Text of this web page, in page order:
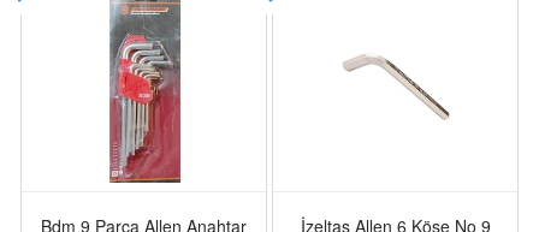
Bdm 9 Parça Allen Anahtar
İzeltaş Allen 6 Köşe No 9